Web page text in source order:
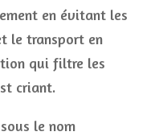
en évitant les
le transport en
qui filtre les
criant.
le nom